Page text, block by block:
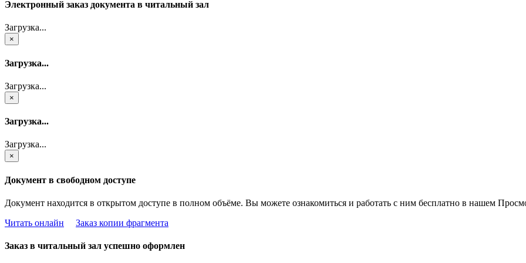
Электронный заказ документа в читальный зал
Загрузка...
×
Загрузка...
Загрузка...
×
Загрузка...
Загрузка...
×
Документ в свободном доступе
Документ находится в открытом доступе в полном объёме. Вы можете ознакомиться и работать с ним бесплатно в нашем
Читать онлайн
Заказ копии фрагмента
Заказ в читальный зал успешно оформлен